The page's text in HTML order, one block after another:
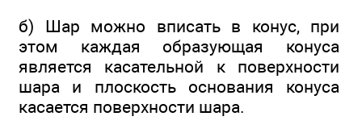
б) Шар можно вписать в конус, при
этом каждая образующая конуса
является касательной к поверхности
шара и плоскость основания конуса
касается поверхности шара.